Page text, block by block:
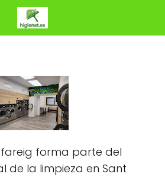
forma parte del
de la limpieza en Sant